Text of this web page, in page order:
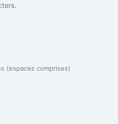
(espaces comprises)